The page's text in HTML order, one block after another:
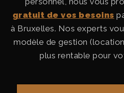
gratuit de vos besoins
à Bruxelles. Nos experts
modèle de gestion
plus rentable pour